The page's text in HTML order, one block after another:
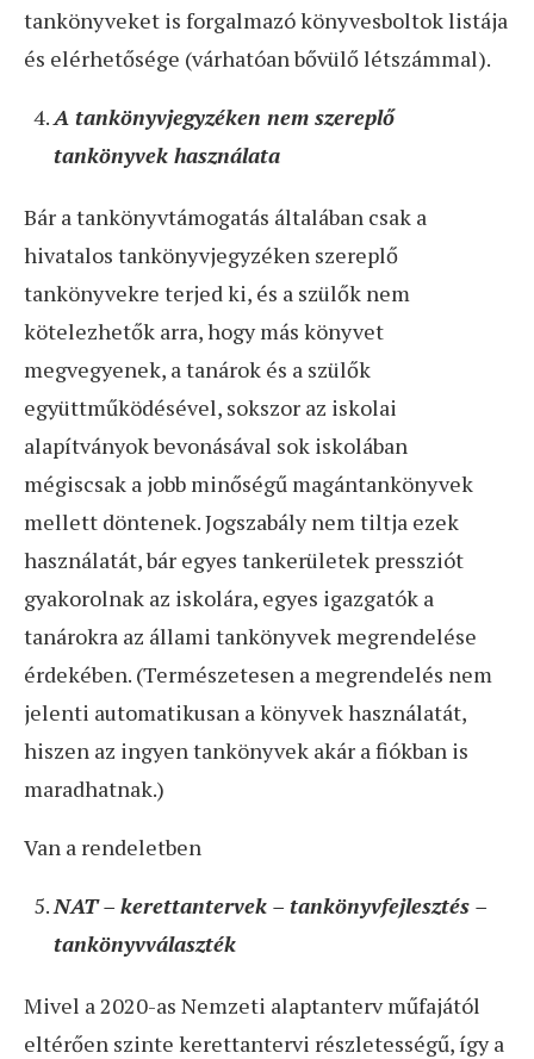
tankönyveket is forgalmazó könyvesboltok listája
és elérhetősége (várhatóan bővülő létszámmal).
A tankönyvjegyzéken nem szereplő
tankönyvek használata
Bár a tankönyvtámogatás általában csak a
hivatalos tankönyvjegyzéken szereplő
tankönyvekre terjed ki, és a szülők nem
kötelezhetők arra, hogy más könyvet
megvegyenek, a tanárok és a szülők
együttműködésével, sokszor az iskolai
alapítványok bevonásával sok iskolában
mégiscsak a jobb minőségű magántankönyvek
mellett döntenek. Jogszabály nem tiltja ezek
használatát, bár egyes tankerületek pressziót
gyakorolnak az iskolára, egyes igazgatók a
tanárokra az állami tankönyvek megrendelése
érdekében. (Természetesen a megrendelés nem
jelenti automatikusan a könyvek használatát,
hiszen az ingyen tankönyvek akár a fiókban is
maradhatnak.)
Van a rendeletben
NAT – kerettantervek – tankönyvfejlesztés –
tankönyvválaszték
Mivel a 2020-as Nemzeti alaptanterv műfajától
eltérően szinte kerettantervi részletességű, így a